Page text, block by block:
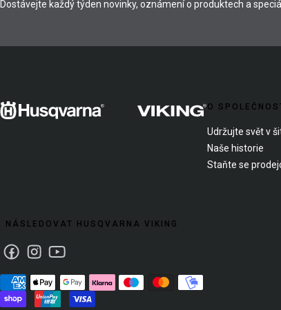
Dostávejte každý týden novinky, oznámení o produktech a
NÁSLEDOVAT HUSQVARNA VIKING
O
Udržujte svět v
Naše historie
Staňte se